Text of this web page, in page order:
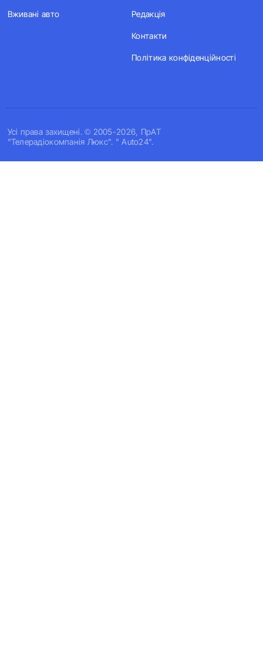
Усi права захищенi. © 2005-2026, ПрАТ
"Телерадіокомпанія Люкс". " Auto24".
Вживані авто Редакція
Контакти
Політика конфіденційності